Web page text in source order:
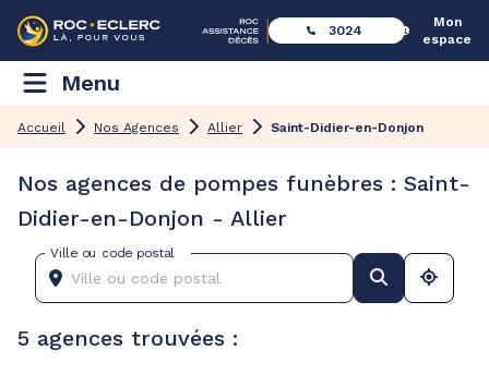
3024
Mon
espace
Menu
Accueil Nos Agences Allier Saint-Didier-en-Donjon
Nos agences de pompes funèbres : Saint-
Didier-en-Donjon - Allier
Ville ou code postal
5 agences trouvées :